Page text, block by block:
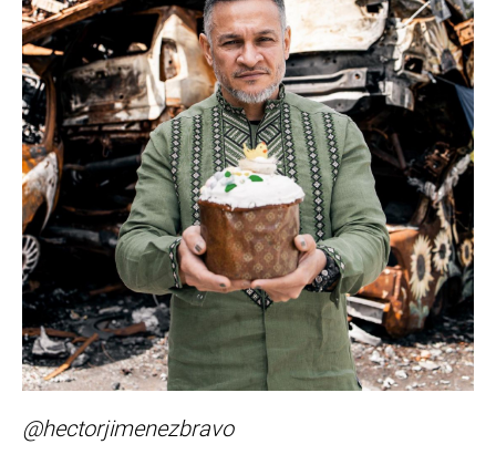
@hectorjimenezbravo